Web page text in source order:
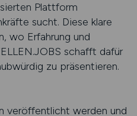
Plattform
sucht. Diese klare
wo Erfahrung und
schafft dafür
zu präsentieren.
veröffentlicht werden und